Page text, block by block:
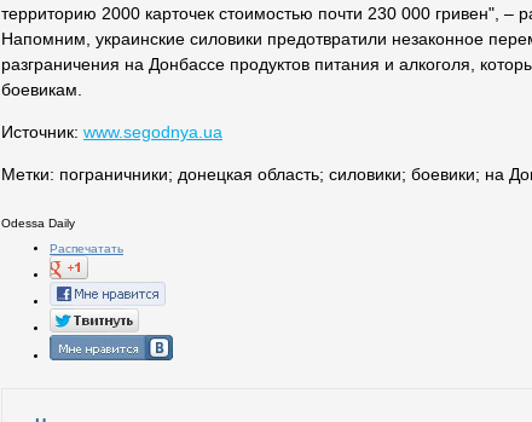
территорию 2000 карточек стоимостью почти 230 000 гривен", –
Напомним, украинские силовики предотвратили незаконное
разграничения на Донбассе продуктов питания и алкоголя,
боевикам.
Источник: www.segodnya.ua
Метки: пограничники; донецкая область; силовики; боевики; на
Odessa Daily
Распечатать